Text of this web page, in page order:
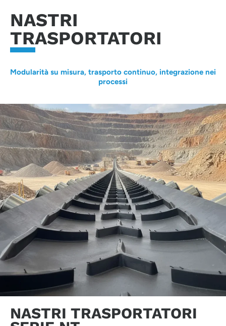
NASTRI
TRASPORTATORI
Modularità su misura, trasporto continuo, integrazione nei
processi
NASTRI TRASPORTATORI